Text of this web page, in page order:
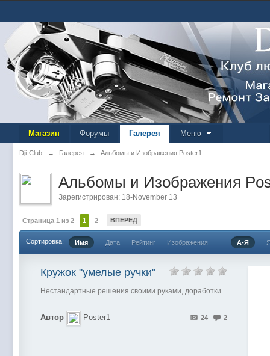
Магазин Форумы Галерея Меню
Dji-Club → Галерея → Альбомы и Изображения Poster1
Альбомы и Изображения
Зарегистрирован: 18-November 13
Страница 1 из 2 1 2 ВПЕРЕД
Сортировка: Имя Дата Рейтинг Изображения А-Я
Кружок "умелые ручки"
Нестандартные решения своими руками, доработки
24 2
Автор Poster1